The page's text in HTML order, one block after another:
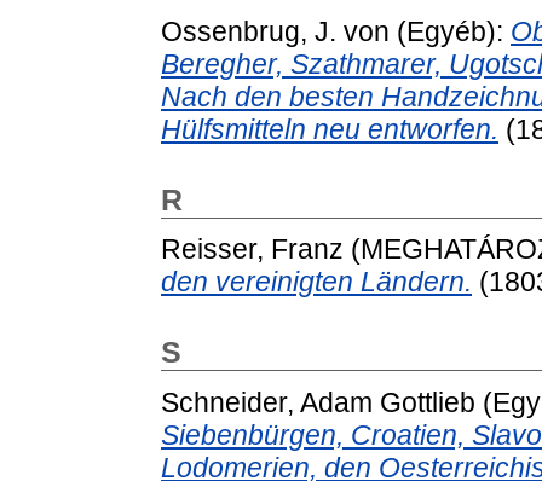
Ossenbrug, J. von (Egyéb):
Beregher, Szathmarer,
Nach den besten
Hülfsmitteln neu entworfen.
R
Reisser, Franz
den vereinigten Ländern.
S
Schneider, Adam Gottlieb
Siebenbürgen, Croatien,
Lodomerien, den